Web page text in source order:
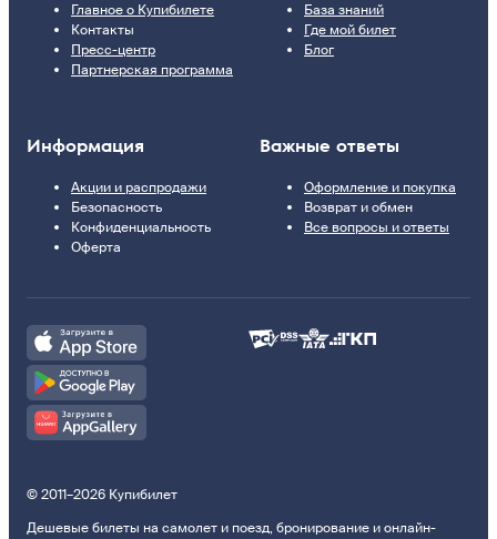
Главное о Купибилете
Контакты
Пресс-центр
Партнерская программа
База знаний
Где мой билет
Блог
Информация
Акции и распродажи
Безопасность
Конфиденциальность
Оферта
Важные ответы
Оформление и покупка
Возврат и обмен
Все вопросы и ответы
© 2011–2026 Купибилет
Дешевые билеты на самолет и поезд, бронирование и онлайн-